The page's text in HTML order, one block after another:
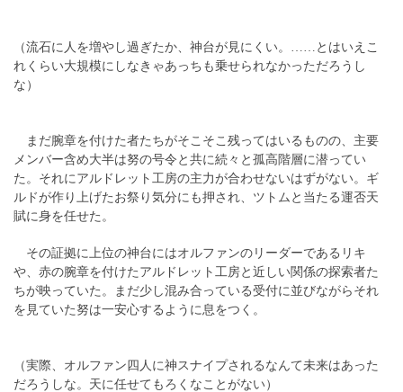
（流石に人を増やし過ぎたか、神台が見にくい。……とはいえこ
れくらい大規模にしなきゃあっちも乗せられなかっただろうし
な）
まだ腕章を付けた者たちがそこそこ残ってはいるものの、主要
メンバー含め大半は努の号令と共に続々と孤高階層に潜ってい
た。それにアルドレット工房の主力が合わせないはずがない。ギ
ルドが作り上げたお祭り気分にも押され、ツトムと当たる運否天
賦に身を任せた。
その証拠に上位の神台にはオルファンのリーダーであるリキ
や、赤の腕章を付けたアルドレット工房と近しい関係の探索者た
ちが映っていた。まだ少し混み合っている受付に並びながらそれ
を見ていた努は一安心するように息をつく。
（実際、オルファン四人に神スナイプされるなんて未来はあった
だろうしな。天に任せてもろくなことがない）